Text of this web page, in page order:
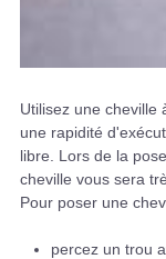
Utilisez une cheville
une rapidité
libre. Lors de la
cheville vous sera
Pour poser une
percez un trou